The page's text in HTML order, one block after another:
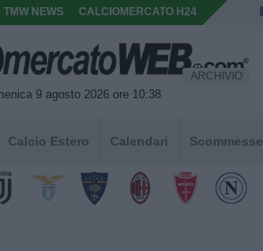
TMW NEWS CALCIOMERCATO H24
9 agosto 2026 ore 10:38
ARCHIVIO
Calcio Estero Calendari Scommesse